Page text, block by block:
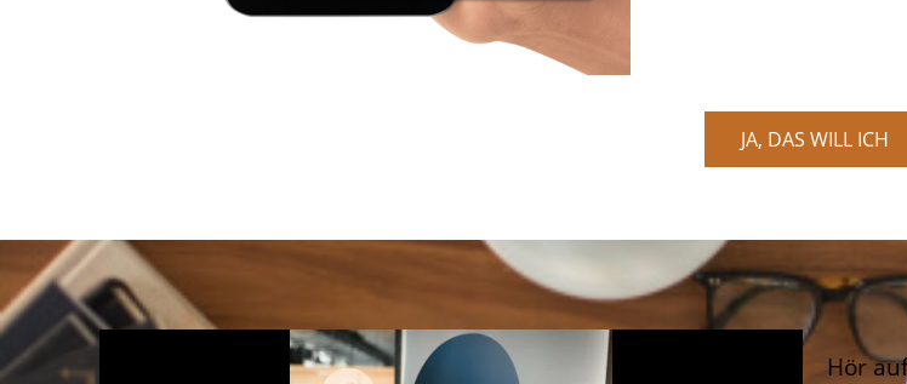
JA, DAS WILL ICH
Hör